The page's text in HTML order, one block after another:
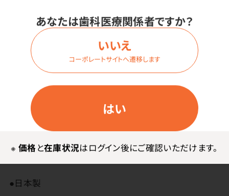
あなたは歯科医療関係者ですか？
はい
いいえ
コーポレートサイトへ遷移します
※ 価格と在庫状況はログイン後にご確認いただけます。
紙質は耐水性にすぐれ、鉛筆やボールペン等でも良く書
けるユポ紙を使用。
水から保護する透明フィルム付。
その他
●日本製